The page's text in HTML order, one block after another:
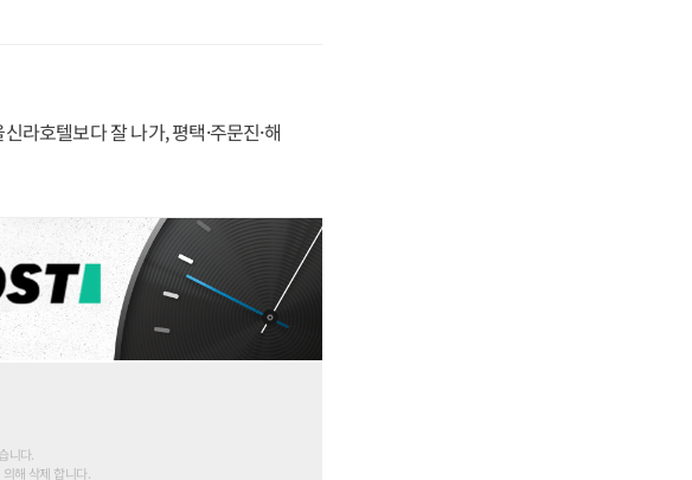
라호텔보다 잘 나가, 평택·주문진·해
니다.
해 삭제 합니다.